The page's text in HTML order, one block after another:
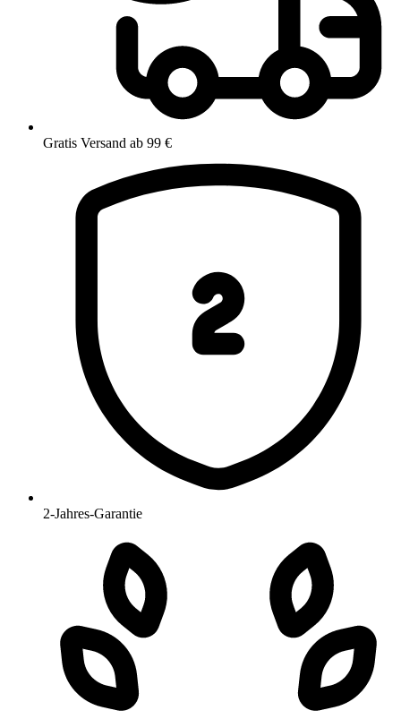
Gratis Versand ab 99 €
2-Jahres-Garantie